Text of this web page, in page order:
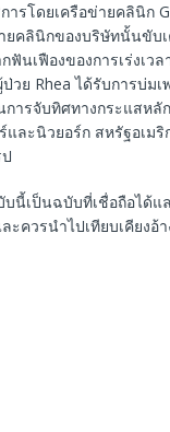
รโดยเครือข่ายคลินิก
คลินิกของบริษัทนั้นขับเ
เฟืองของการเร่งเว
ย Rhea ได้รับการบ่ม
ารจับทิศทางกระแสหลั
ละนิวยอร์ก สหรัฐอเม
เป็นฉบับที่เชื่อถือได้แ
ควรนำไปเทียบเคียงอ้